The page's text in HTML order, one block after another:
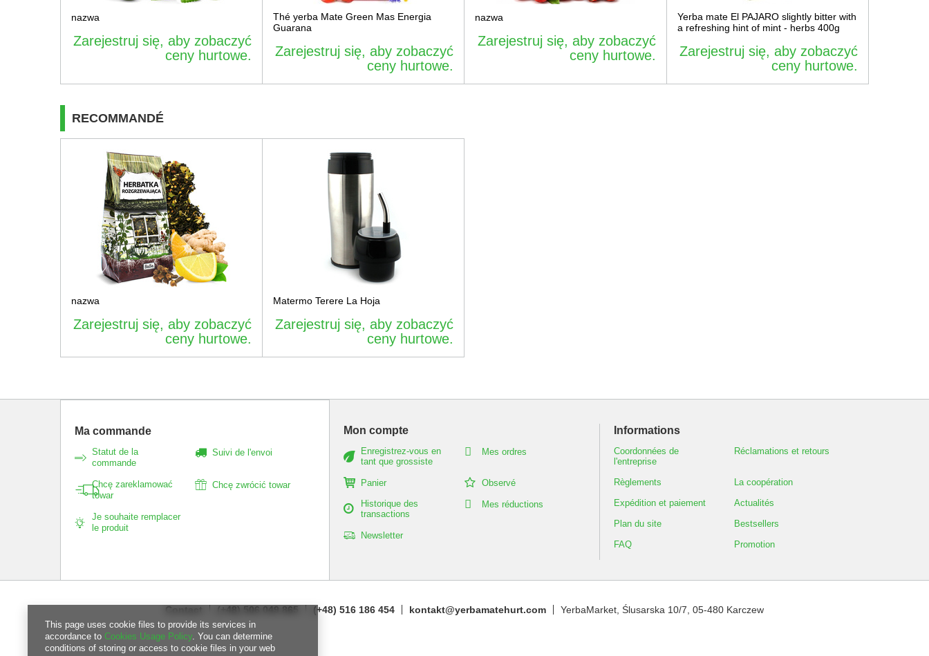
nazwa
Zarejestruj się, aby zobaczyć
ceny hurtowe.
Thé yerba Mate Green Mas Energia
Guarana
Zarejestruj się, aby zobaczyć
ceny hurtowe.
nazwa
Zarejestruj się, aby zobaczyć
ceny hurtowe.
Yerba mate El PAJARO slightly bitter with
a refreshing hint of mint - herbs 400g
Zarejestruj się, aby zobaczyć
ceny hurtowe.
RECOMMANDÉ
nazwa
Zarejestruj się, aby zobaczyć
ceny hurtowe.
Matermo Terere La Hoja
Zarejestruj się, aby zobaczyć
ceny hurtowe.
Ma commande
Statut de la
commande
Suivi de l'envoi
Chcę zareklamować
towar
Chcę zwrócić towar
Je souhaite remplacer
le produit
Mon compte
Enregistrez-vous en
tant que grossiste
Mes ordres
Panier
Observé
Historique des
transactions
Mes réductions
Newsletter
Informations
Coordonnées de
l'entreprise
Réclamations et retours
Règlements
La coopération
Expédition et paiement
Actualités
Plan du site
Bestsellers
FAQ
Promotion
Contact (+48) 506 049 865 (+48) 516 186 454 kontakt@yerbamatehurt.com YerbaMarket Ślusarska 10/7 05-480 Karczew
This page uses cookie files to provide its services in
accordance to Cookies Usage Policy. You can determine
conditions of storing or access to cookie files in your web